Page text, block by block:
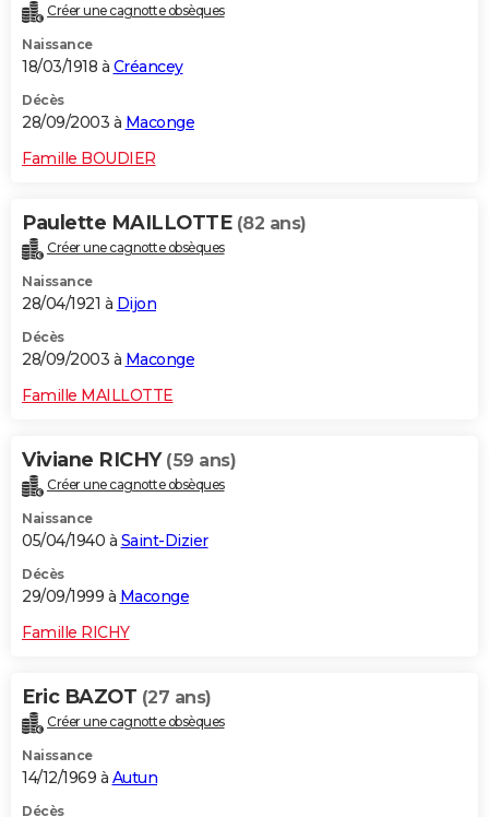
Créer une cagnotte obsèques
Naissance
18/03/1918 à Créancey
Décès
28/09/2003 à Maconge
Famille BOUDIER
Paulette MAILLOTTE (82 ans)
Créer une cagnotte obsèques
Naissance
28/04/1921 à Dijon
Décès
28/09/2003 à Maconge
Famille MAILLOTTE
Viviane RICHY (59 ans)
Créer une cagnotte obsèques
Naissance
05/04/1940 à Saint-Dizier
Décès
29/09/1999 à Maconge
Famille RICHY
Eric BAZOT (27 ans)
Créer une cagnotte obsèques
Naissance
14/12/1969 à Autun
Décès